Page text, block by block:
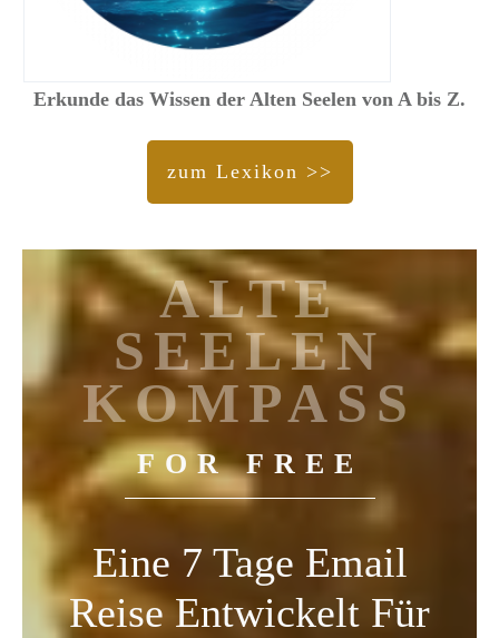
Erkunde das Wissen der Alten Seelen von A bis Z.
zum Lexikon >>
ALTE
SEELEN
KOMPASS
FOR FREE
Eine 7 Tage Email
Reise Entwickelt Für